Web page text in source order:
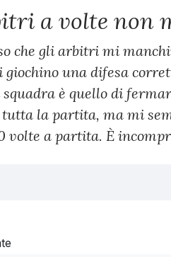
a volte non
che gli arbitri mi
una difesa
squadra è quello di
la partita, ma mi
volte a partita. È